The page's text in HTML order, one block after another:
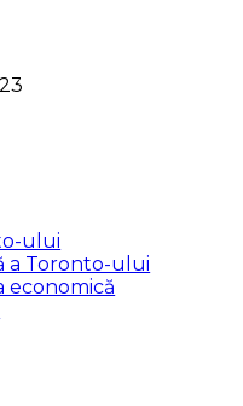
ului
a Toronto-ului
economică